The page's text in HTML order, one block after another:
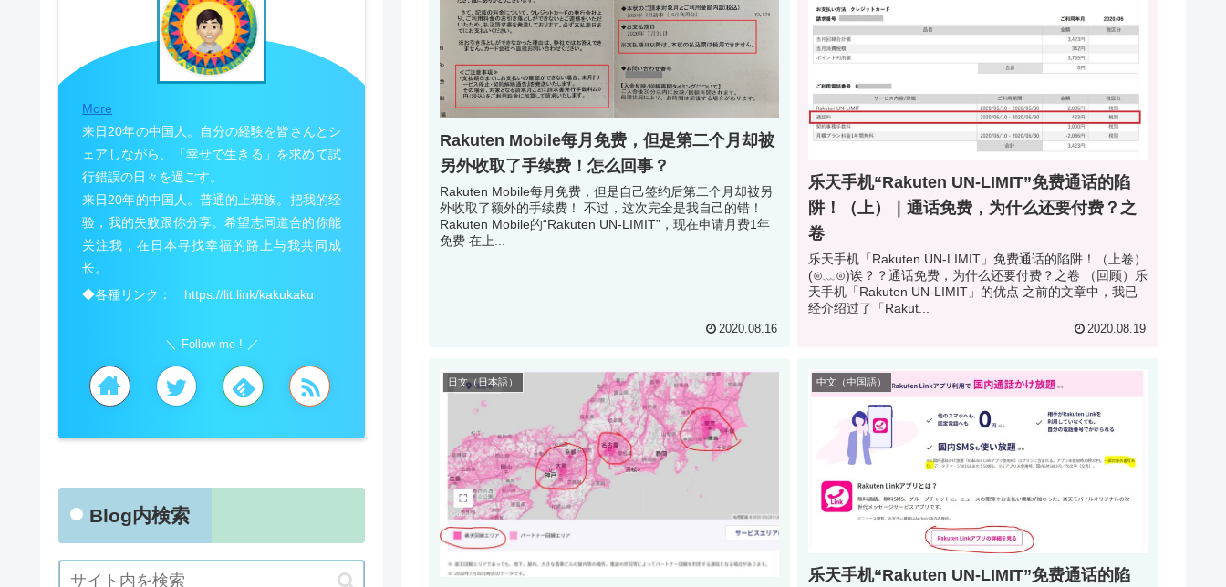
Rakuten Mobile每月免费，但是第二个月却被
另外收取了手续费！怎么回事？
Rakuten Mobile每月免费，但是自己签约后第二个月却被另
外收取了额外的手续费！ 不过，这次完全是我自己的错！
Rakuten Mobile的“Rakuten UN-LIMIT”，现在申请月费1年
免费 在上...
2020.08.16
乐天手机“Rakuten UN-LIMIT”免费通话的陷
阱！（上）｜通话免费，为什么还要付费？之
卷
乐天手机「Rakuten UN-LIMIT」免费通话的陷阱！（上卷）
(⊙﹏⊙)诶？？通话免费，为什么还要付费？之卷 （回顾）乐
天手机「Rakuten UN-LIMIT」的优点 之前的文章中，我已
经介绍过了「Rakut...
2020.08.19
日文（日本語） 中文（中国語）
乐天手机“Rakuten UN-LIMIT”免费通话的陷
More
来日20年の中国人。自分の経験を皆さんとシ
ェアしながら、「幸せで生きる」を求めて試
行錯誤の日々を過ごす。
来日20年的中国人。普通的上班族。把我的经
验，我的失败跟你分享。希望志同道合的你能
关注我，在日本寻找幸福的路上与我共同成
长。
◆各種リンク： https://lit.link/kakukaku
Follow me !
Blog内検索